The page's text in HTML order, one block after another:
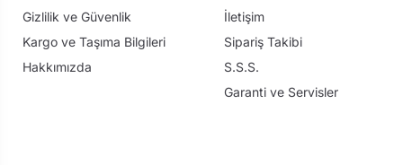
Gizlilik ve Güvenlik
Kargo ve Taşıma Bilgileri
Hakkımızda
İletişim
Sipariş Takibi
S.S.S.
Garanti ve Servisler